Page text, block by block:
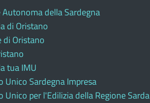
Autonoma della Sardegna
di Oristano
di Oristano
tua IMU
Unico Sardegna Impresa
Unico per l'Edilizia della Regione Sarda